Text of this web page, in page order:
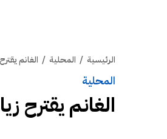
الرئيسية / المحلية / الغانم يقترح
المحلية
الغانم يقترح